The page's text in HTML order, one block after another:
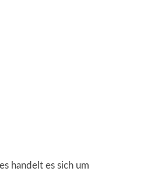
handelt es sich um